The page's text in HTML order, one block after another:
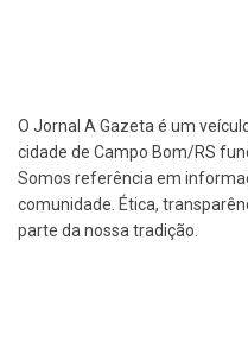
O Jornal A Gazeta é um
cidade de Campo Bom/RS
Somos referência em
comunidade. Ética,
parte da nossa tradição.